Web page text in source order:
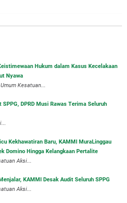
Hukum dalam Kasus Kecelakaan
Nyawa
Kesatuan...
SPPG, DPRD Musi Rawas Terima Seluruh
Kekhawatiran Baru, KAMMI MuraLinggau
Domino Hingga Kelangkaan Pertalite
Aksi...
KAMMI Desak Audit Seluruh SPPG
Aksi...